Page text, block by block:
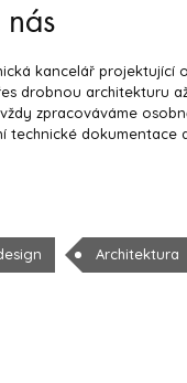
kancelář projektující
drobnou architekturu
zpracováváme
technické dokumentace
Architektura